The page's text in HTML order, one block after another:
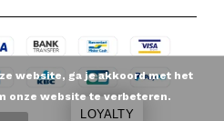
website, ga je akkoord met het
onze website te verbeteren.
LOYALTY